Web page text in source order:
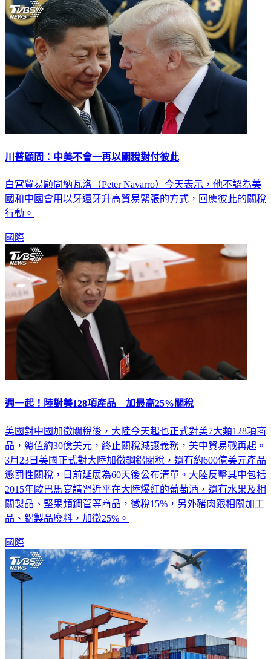
川普顧問：中美不會一再以關稅對付彼此
白宮貿易顧問納瓦洛（Peter Navarro）今天表示，他不認為美
國和中國會用以牙還牙升高貿易緊張的方式，回應彼此的關稅
行動。
國際
週一起！陸對美128項產品 加最高25%關稅
美國對中國加徵關稅後，大陸今天起也正式對美7大類128項商
品，總值約30億美元，終止關稅減讓義務，美中貿易戰再起。
3月23日美國正式對大陸加徵鋼鋁關稅，還有約600億美元產品
懲罰性關稅，日前延展為60天後公布清單。大陸反擊其中包括
2015年歐巴馬宴請習近平在大陸爆紅的葡萄酒，還有水果及相
關製品、堅果類鋼管等商品，徵稅15%，另外豬肉跟相關加工
品、鋁製品廢料，加徵25%。
國際